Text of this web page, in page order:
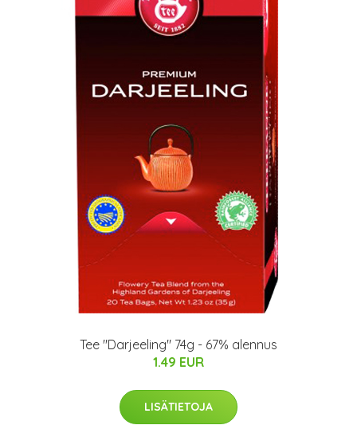
Tee "Darjeeling" 74g - 67% alennus
1.49 EUR
LISÄTIETOJA